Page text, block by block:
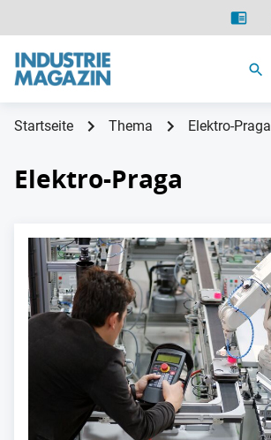
Startseite Thema Elektro-Praga
Elektro-Praga